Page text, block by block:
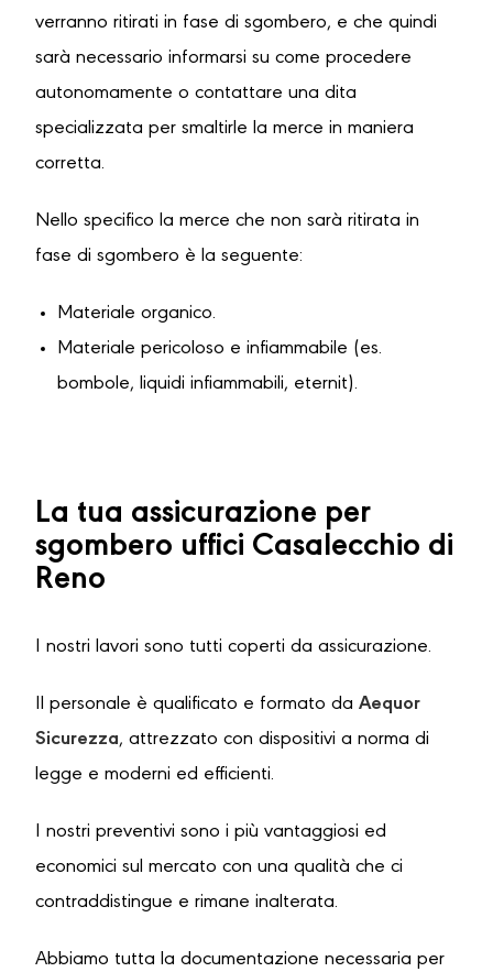
verranno ritirati in fase di sgombero, e che quindi
sarà necessario informarsi su come procedere
autonomamente o contattare una dita
specializzata per smaltirle la merce in maniera
corretta.
Nello specifico la merce che non sarà ritirata in
fase di sgombero è la seguente:
Materiale organico.
Materiale pericoloso e infiammabile (es.
bombole, liquidi infiammabili, eternit).
La tua assicurazione per
sgombero uffici Casalecchio di
Reno
I nostri lavori sono tutti coperti da assicurazione.
Il personale è qualificato e formato da Aequor
Sicurezza, attrezzato con dispositivi a norma di
legge e moderni ed efficienti.
I nostri preventivi sono i più vantaggiosi ed
economici sul mercato con una qualità che ci
contraddistingue e rimane inalterata.
Abbiamo tutta la documentazione necessaria per